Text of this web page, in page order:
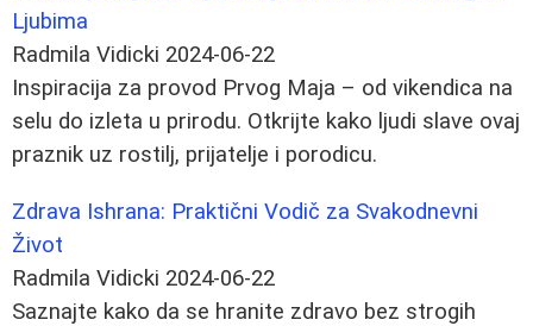
Ljubima
Radmila Vidicki 2024-06-22
Inspiracija za provod Prvog Maja – od vikendica na
selu do izleta u prirodu. Otkrijte kako ljudi slave ovaj
praznik uz rostilj, prijatelje i porodicu.
Zdrava Ishrana: Praktični Vodič za Svakodnevni
Život
Radmila Vidicki 2024-06-22
Saznajte kako da se hranite zdravo bez strogih